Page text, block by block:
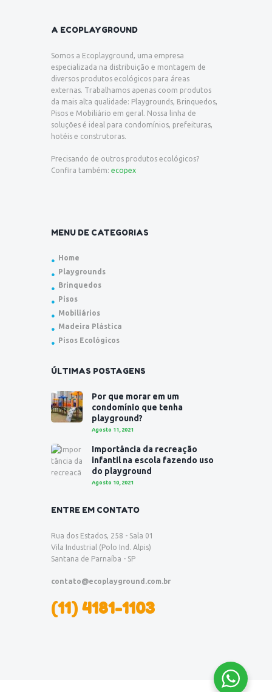
A ECOPLAYGROUND
Somos a Ecoplayground, uma empresa
especializada na distribuição e montagem de
diversos produtos ecológicos para áreas
externas. Trabalhamos apenas coom produtos
da mais alta qualidade: Playgrounds, Brinquedos,
Pisos e Mobiliário em geral. Nossa linha de
soluções é ideal para condomínios, prefeituras,
hotéis e construtoras.
Precisando de outros produtos ecológicos?
Confira também: ecopex
MENU DE CATEGORIAS
Home
Playgrounds
Brinquedos
Pisos
Mobiliários
Madeira Plástica
Pisos Ecológicos
ÚLTIMAS POSTAGENS
Por que morar em um
condomínio que tenha
playground?
Agosto 11, 2021
Importância da recreação
infantil na escola fazendo uso
do playground
Agosto 10, 2021
ENTRE EM CONTATO
Rua dos Estados, 258 - Sala 01
Vila Industrial (Polo Ind. Alpis)
Santana de Parnaíba - SP
contato@ecoplayground.com.br
(11) 4181-1103